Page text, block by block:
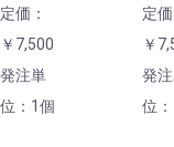
定価：
￥7,500
発注単
位：1個
定価
￥
発
位